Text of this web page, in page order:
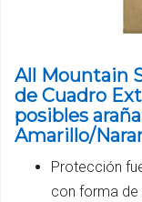
All Mountain
de Cuadro
posibles
Amarillo/
Protección
con forma de